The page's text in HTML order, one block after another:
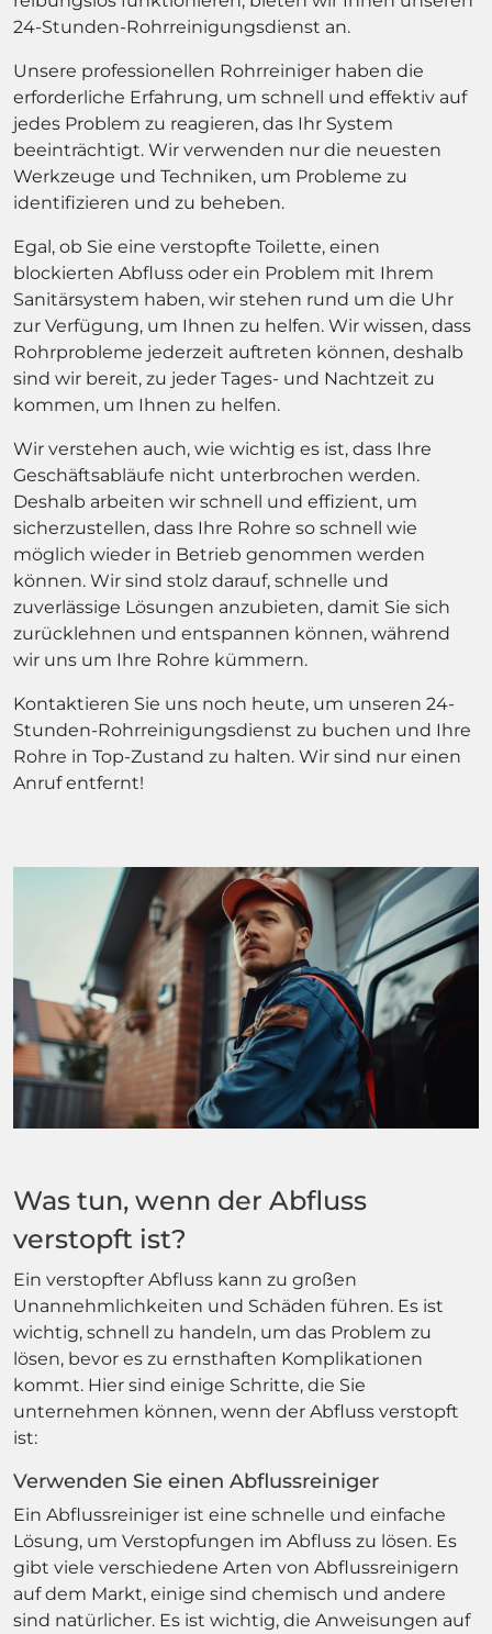
24-Stunden-Rohrreinigungsdienst an.
Unsere professionellen Rohrreiniger haben die
erforderliche Erfahrung, um schnell und effektiv auf
jedes Problem zu reagieren, das Ihr System
beeinträchtigt. Wir verwenden nur die neuesten
Werkzeuge und Techniken, um Probleme zu
identifizieren und zu beheben.
Egal, ob Sie eine verstopfte Toilette, einen
blockierten Abfluss oder ein Problem mit Ihrem
Sanitärsystem haben, wir stehen rund um die Uhr
zur Verfügung, um Ihnen zu helfen. Wir wissen, dass
Rohrprobleme jederzeit auftreten können, deshalb
sind wir bereit, zu jeder Tages- und Nachtzeit zu
kommen, um Ihnen zu helfen.
Wir verstehen auch, wie wichtig es ist, dass Ihre
Geschäftsabläufe nicht unterbrochen werden.
Deshalb arbeiten wir schnell und effizient, um
sicherzustellen, dass Ihre Rohre so schnell wie
möglich wieder in Betrieb genommen werden
können. Wir sind stolz darauf, schnelle und
zuverlässige Lösungen anzubieten, damit Sie sich
zurücklehnen und entspannen können, während
wir uns um Ihre Rohre kümmern.
Kontaktieren Sie uns noch heute, um unseren 24-
Stunden-Rohrreinigungsdienst zu buchen und Ihre
Rohre in Top-Zustand zu halten. Wir sind nur einen
Anruf entfernt!
Was tun, wenn der Abfluss
verstopft ist?
Ein verstopfter Abfluss kann zu großen
Unannehmlichkeiten und Schäden führen. Es ist
wichtig, schnell zu handeln, um das Problem zu
lösen, bevor es zu ernsthaften Komplikationen
kommt. Hier sind einige Schritte, die Sie
unternehmen können, wenn der Abfluss verstopft
ist:
Verwenden Sie einen Abflussreiniger
Ein Abflussreiniger ist eine schnelle und einfache
Lösung, um Verstopfungen im Abfluss zu lösen. Es
gibt viele verschiedene Arten von Abflussreinigern
auf dem Markt, einige sind chemisch und andere
sind natürlicher. Es ist wichtig, die Anweisungen auf